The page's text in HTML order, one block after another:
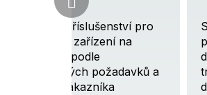
Služba zahrnující
potřeb klienta,
dostupných možností
trhu a poskytnutí
doporučení na míru